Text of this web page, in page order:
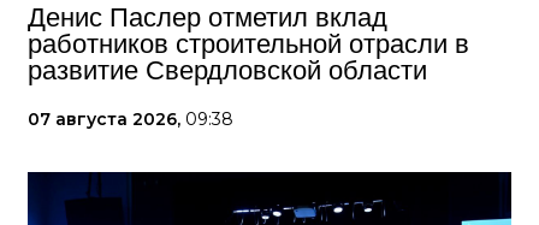
Денис Паслер отметил вклад
работников строительной отрасли в
развитие Свердловской области
07 августа 2026, 09:38